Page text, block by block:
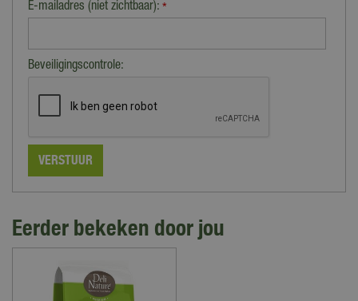
E-mailadres (niet zichtbaar): *
Beveiligingscontrole:
Eerder bekeken door jou